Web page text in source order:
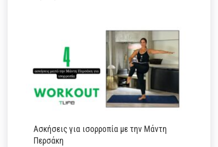
Ασκήσεις για ισορροπία με την Μάντη
Περσάκη